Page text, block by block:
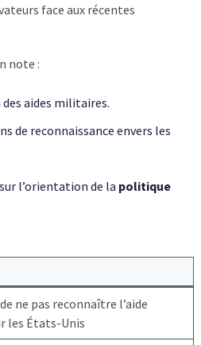
face aux récentes
note :
aides militaires.
de reconnaissance envers les
l’orientation de la politique
ne pas reconnaître l’aide
les États-Unis